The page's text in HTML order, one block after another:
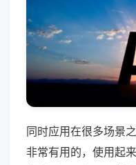
同时应用在很多场景
非常有用的，使用起